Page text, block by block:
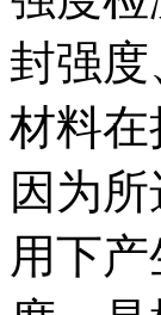
封强
材料
因为
用下